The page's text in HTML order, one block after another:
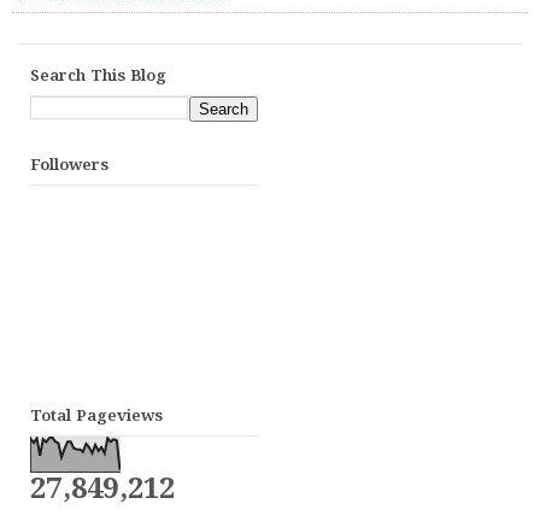
Search This Blog
Followers
Total Pageviews
27,849,212